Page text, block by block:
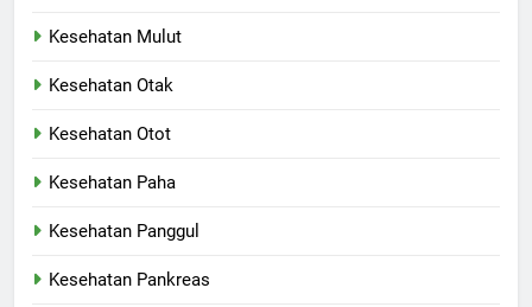
Kesehatan Mulut
Kesehatan Otak
Kesehatan Otot
Kesehatan Paha
Kesehatan Panggul
Kesehatan Pankreas